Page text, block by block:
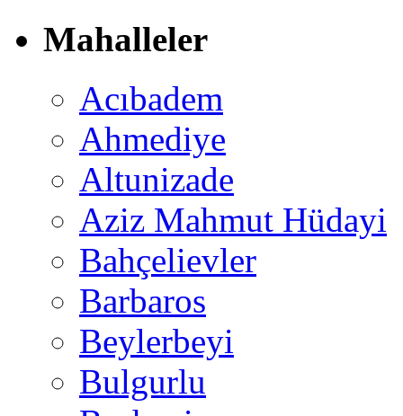
Mahalleler
Acıbadem
Ahmediye
Altunizade
Aziz Mahmut Hüdayi
Bahçelievler
Barbaros
Beylerbeyi
Bulgurlu